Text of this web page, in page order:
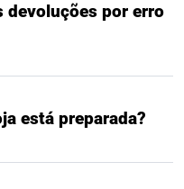
devoluções por erro
está preparada?